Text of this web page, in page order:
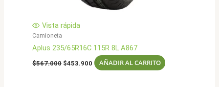
Vista rápida
Camioneta
Aplus 235/65R16C 115R 8L A867
$567.000 El
$453.900 El
precio
AÑADIR AL CARRITO